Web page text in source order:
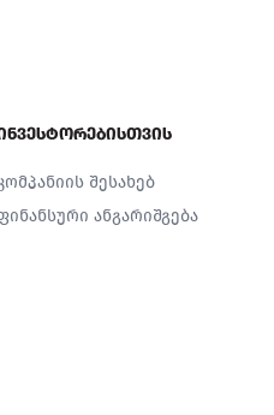
შესახებ
ანგარიშგება